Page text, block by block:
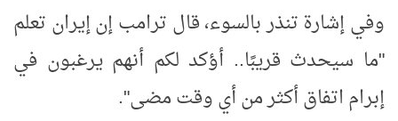
وفي إشارة تنذر بالسوء، قال ترامب إن إيران تعلم
"ما سيحدث قريبًا.. أؤكد لكم أنهم يرغبون في
إبرام اتفاق أكثر من أي وقت مضى".